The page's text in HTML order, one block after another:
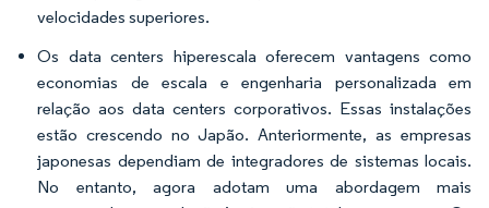
velocidades superiores.
Os data centers hiperescala oferecem vantagens como
economias de escala e engenharia personalizada em
relação aos data centers corporativos. Essas instalações
estão crescendo no Japão. Anteriormente, as empresas
japonesas dependiam de integradores de sistemas locais.
No entanto, agora adotam uma abordagem mais